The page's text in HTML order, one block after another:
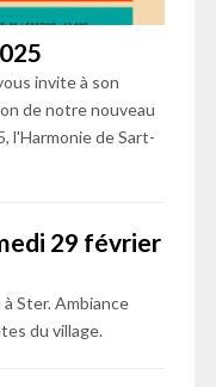
invite à son
de notre nouveau
l'Harmonie de Sart-
29 février
Ster. Ambiance
du village.